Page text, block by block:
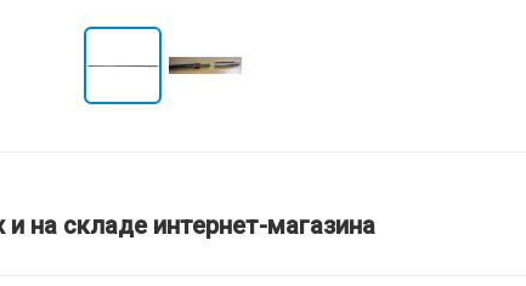
на складе интернет-магазина